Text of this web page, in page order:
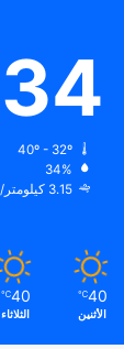
34
34%
3.15 كيلومتر/ساعة
40
℃
الأثنين
40
℃
الثلاثاء